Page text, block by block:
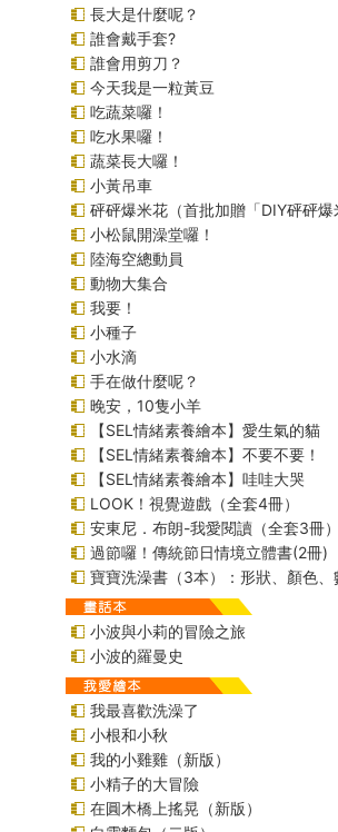
長大是什麼呢？
誰會戴手套?
誰會用剪刀？
今天我是一粒黃豆
吃蔬菜囉！
吃水果囉！
蔬菜長大囉！
小黃吊車
砰砰爆米花（首批加贈「DIY砰砰
小松鼠開澡堂囉！
陸海空總動員
動物大集合
我要！
小種子
小水滴
手在做什麼呢？
晚安，10隻小羊
【SEL情緒素養繪本】愛生氣的貓
【SEL情緒素養繪本】不要不要！
【SEL情緒素養繪本】哇哇大哭
LOOK！視覺遊戲（全套4冊）
安東尼．布朗-我愛閱讀（全套3冊
過節囉！傳統節日情境立體書(2冊)
寶寶洗澡書（3本）：形狀、顏色、
小波與小莉的冒險之旅
小波的羅曼史
我最喜歡洗澡了
小根和小秋
我的小雞雞（新版）
小精子的大冒險
在圓木橋上搖晃（新版）